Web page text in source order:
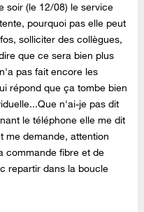
soir (le 12/08) le service
pourquoi pas elle peut
solliciter des collègues,
que ce sera bien plus
pas fait encore les
répond que ça tombe bien
n'ai-je pas dit
le téléphone elle me dit
me demande, attention
commande fibre et de
repartir dans la boucle